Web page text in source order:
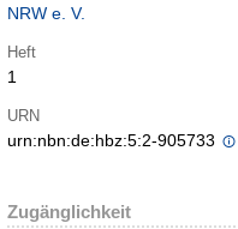
NRW e. V.
Heft
1
URN
urn:nbn:de:hbz:5:2-905733
Zugänglichkeit